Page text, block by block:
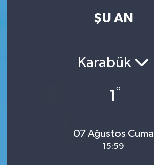
ŞU AN
Karabük
1°
07 Ağustos Cuma
15:59